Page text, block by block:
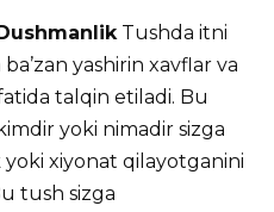
Tushda itni
yashirin xavflar va
talqin etiladi. Bu
yoki nimadir sizga
xiyonat qilayotganini
tush sizga